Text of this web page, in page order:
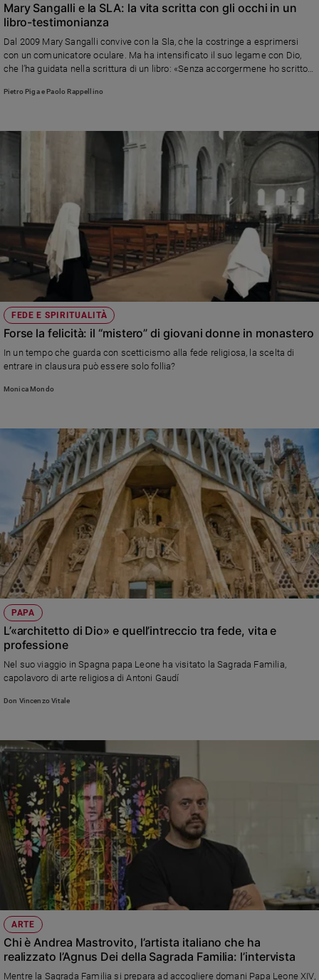
Mary Sangalli e la SLA: la vita scritta con gli occhi in un
libro-testimonianza
Dal 2009 Mary Sangalli convive con la Sla, che la costringe a esprimersi
con un comunicatore oculare. Ma ha intensificato il suo legame con Dio,
che l’ha guidata nella scrittura di un libro: «Senza accorgermene ho scritto
Pietro Piga e Paolo Rappellino
FEDE E SPIRITUALITÀ
Forse la felicità: il “mistero” di giovani donne in monastero
In un tempo che guarda con scetticismo alla fede religiosa, la scelta di
entrare in clausura può essere solo follia?
Monica Mondo
PAPA
L’«architetto di Dio» e quell’intreccio tra fede, vita e
professione
Nel suo viaggio in Spagna papa Leone ha visitato la Sagrada Familia,
capolavoro di arte religiosa di Antoni Gaudí
Don Vincenzo Vitale
ARTE
Chi è Andrea Mastrovito, l’artista italiano che ha
realizzato l’Agnus Dei della Sagrada Familia: l’intervista
Mentre la Sagrada Familia si prepara ad accogliere domani Papa Leone XIV,